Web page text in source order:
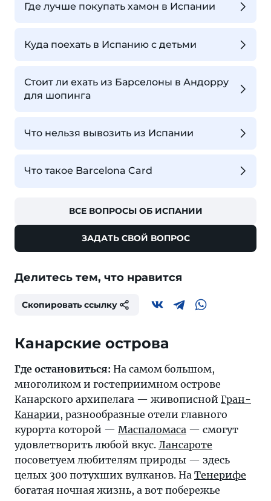
Где лучше покупать хамон в Испании
Куда поехать в Испанию с детьми
Стоит ли ехать из Барселоны в Андорру
для шопинга
Что нельзя вывозить из Испании
Что такое Barcelona Card
ВСЕ ВОПРОСЫ ОБ ИСПАНИИ
ЗАДАТЬ СВОЙ ВОПРОС
Делитесь тем, что нравится
Скопировать ссылку
Канарские острова
Где остановиться: На самом большом,
многоликом и гостеприимном острове
Канарского архипелага — живописной Гран-
Канарии, разнообразные отели главного
курорта которой — Маспаломаса — смогут
удовлетворить любой вкус. Лансароте
посоветуем любителям природы — здесь
целых 300 потухших вулканов. На Тенерифе
богатая ночная жизнь, а вот побережье